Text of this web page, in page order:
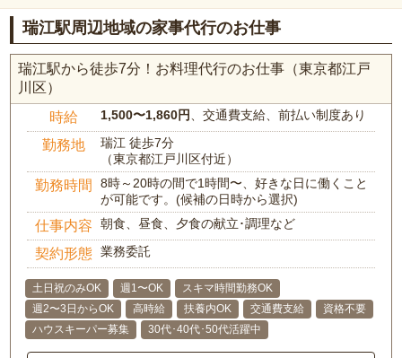
瑞江駅周辺地域の家事代行のお仕事
瑞江駅から徒歩7分！お料理代行のお仕事（東京都江戸
川区）
時給 1,500〜1,860円、交通費支給、前払い制度あり
勤務地
瑞江 徒歩7分
（東京都江戸川区付近）
勤務時間
8時～20時の間で1時間〜、好きな日に働くこと
が可能です。(候補の日時から選択)
仕事内容 朝食、昼食、夕食の献立･調理など
契約形態 業務委託
土日祝のみOK 週1〜OK
スキマ時間勤務OK
週2〜3日からOK
高時給 扶養内OK 交通費支給
資格不要
ハウスキーパー募集
30代･40代･50代活躍中